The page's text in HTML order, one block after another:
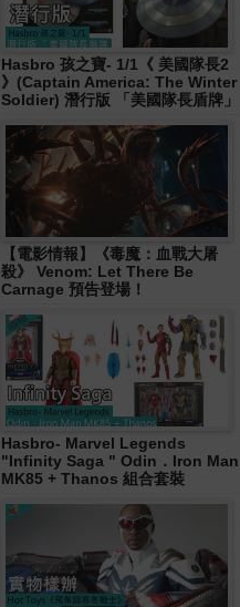
Hasbro 孩之寶- 1/1《 美國隊長2
》(Captain America: The Winter
Soldier) 潛行版 「美國隊長盾牌」
【電影情報】《毒魔：血戰大屠
殺》 Venom: Let There Be
Carnage 預告登場！
Hasbro- Marvel Legends
"Infinity Saga " Odin．Iron Man
MK85 + Thanos 組合套裝